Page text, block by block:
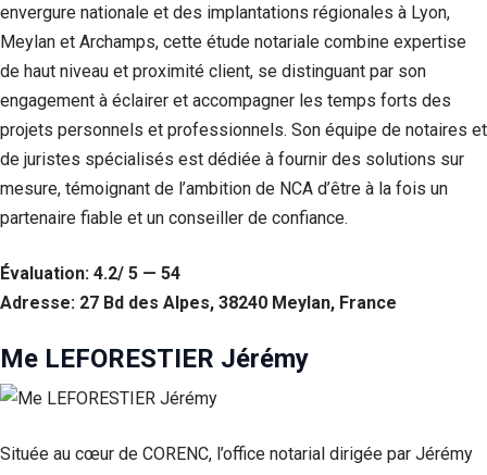
envergure nationale et des implantations régionales à Lyon,
Meylan et Archamps, cette étude notariale combine expertise
de haut niveau et proximité client, se distinguant par son
engagement à éclairer et accompagner les temps forts des
projets personnels et professionnels. Son équipe de notaires et
de juristes spécialisés est dédiée à fournir des solutions sur
mesure, témoignant de l’ambition de NCA d’être à la fois un
partenaire fiable et un conseiller de confiance.
Évaluation: 4.2/ 5 — 54
Adresse: 27 Bd des Alpes, 38240 Meylan, France
Me LEFORESTIER Jérémy
Située au cœur de CORENC, l’office notarial dirigée par Jérémy